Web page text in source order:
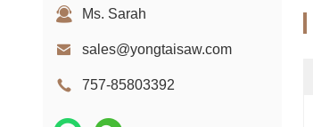
Ms. Sarah
sales@yongtaisaw.com
757-85803392